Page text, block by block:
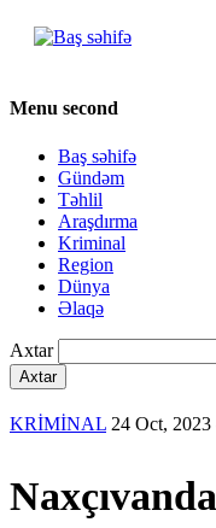
Menu second
Baş səhifə
Gündəm
Təhlil
Araşdırma
Kriminal
Region
Dünya
Əlaqə
Axtar
KRİMİNAL 24 Oct, 2023